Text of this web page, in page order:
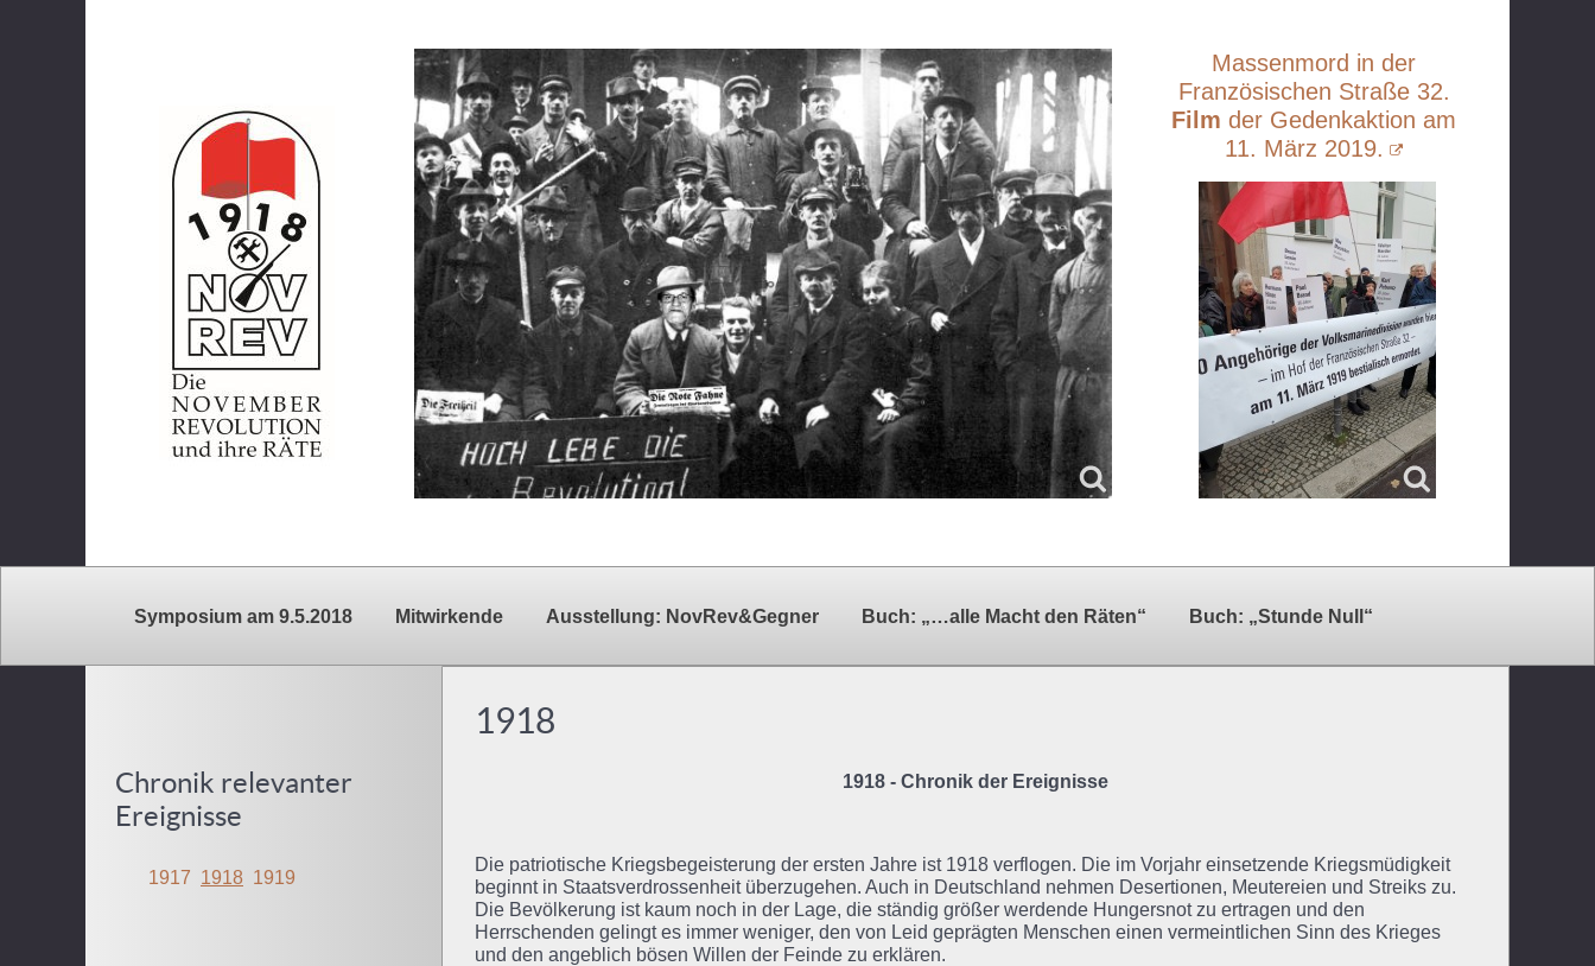
Massenmord in der
Französischen Straße 32.
Film der Gedenkaktion am
11. März 2019.
Symposium am 9.5.2018 Mitwirkende Ausstellung: NovRev&Gegner Buch: „…alle Macht den Räten“ Buch: „Stunde Null“
Chronik relevanter
Ereignisse
1917 1918 1919
1918
1918 - Chronik der Ereignisse
Die patriotische Kriegsbegeisterung der ersten Jahre ist 1918 verflogen. Die im Vorjahr einsetzende Kriegsmüdigkeit
beginnt in Staatsverdrossenheit überzugehen. Auch in Deutschland nehmen Desertionen, Meutereien und Streiks zu.
Die Bevölkerung ist kaum noch in der Lage, die ständig größer werdende Hungersnot zu ertragen und den
Herrschenden gelingt es immer weniger, den von Leid geprägten Menschen einen vermeintlichen Sinn des Krieges
und den angeblich bösen Willen der Feinde zu erklären.